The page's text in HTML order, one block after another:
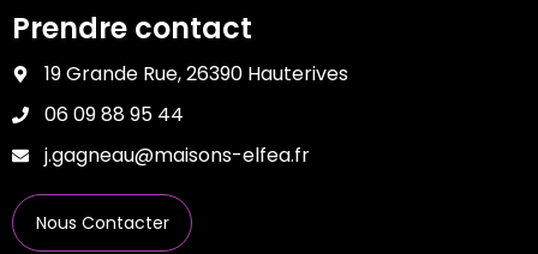
Prendre contact
19 Grande Rue, 26390 Hauterives
06 09 88 95 44
j.gagneau@maisons-elfea.fr
Nous Contacter